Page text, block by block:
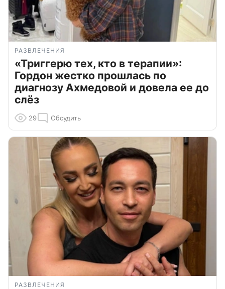
РАЗВЛЕЧЕНИЯ
«Триггерю тех, кто в терапии»:
Гордон жестко прошлась по
диагнозу Ахмедовой и довела ее до
слёз
29 Обсудить
РАЗВЛЕЧЕНИЯ